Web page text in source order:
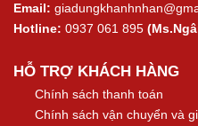
Email:
Hotline: 0937 061 895
HỖ TRỢ KHÁCH HÀNG
Chính sách thanh toán
Chính sách vận chuyển và